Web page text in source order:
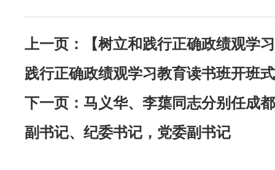
上一页：
【树立和践行正确政绩观学
践行正确政绩观学习教育读书班开班式
下一页： 马义华、李蕖同志分别任成
副书记、纪委书记，党委副书记